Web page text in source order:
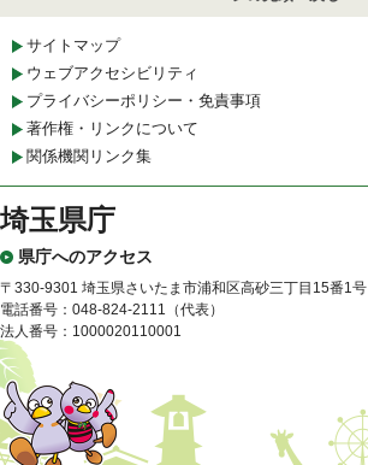
サイトマップ
ウェブアクセシビリティ
プライバシーポリシー・免責事項
著作権・リンクについて
関係機関リンク集
埼玉県庁
県庁へのアクセス
〒330-9301 埼玉県さいたま市浦和区高砂三丁目15番1号
電話番号：048-824-2111（代表）
法人番号：1000020110001